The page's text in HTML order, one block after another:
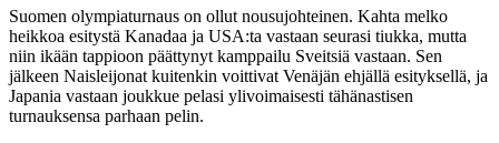
Suomen olympiaturnaus on ollut nousujohteinen. Kahta melko
heikkoa esitystä Kanadaa ja USA:ta vastaan seurasi tiukka, mutta
niin ikään tappioon päättynyt kamppailu Sveitsiä vastaan. Sen
jälkeen Naisleijonat kuitenkin voittivat Venäjän ehjällä esityksellä, ja
Japania vastaan joukkue pelasi ylivoimaisesti tähänastisen
turnauksensa parhaan pelin.